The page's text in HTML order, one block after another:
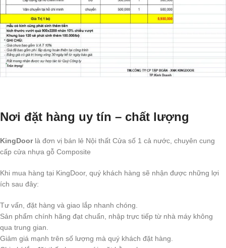
Nơi đặt hàng uy tín – chất lượng
KingDoorlà đơn vị bán lẻ Nội thất Cửa số 1 cả nước, chuyên cung
cấp cửa nhựa gỗ Composite
Khi mua hàng tại KingDoor, quý khách hàng sẽ nhận được những lợi
ích sau đây:
Tư vấn, đặt hàng và giao lắp nhanh chóng.
Sản phẩm chính hãng đạt chuẩn, nhập trực tiếp từ nhà máy không
qua trung gian.
Giảm giá mạnh trên số lượng mà quý khách đặt hàng.